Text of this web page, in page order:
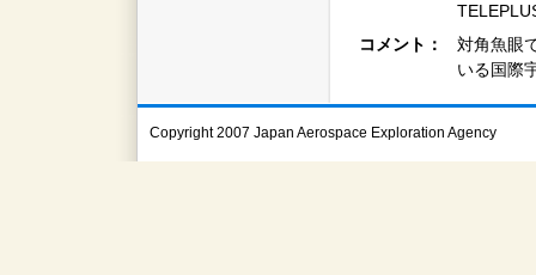
コメント：
対角魚眼
いる国際
Copyright 2007 Japan Aerospace Exploration Agency